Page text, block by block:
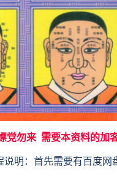
党勿来 需要本资料的加
说明：首先需要有百度